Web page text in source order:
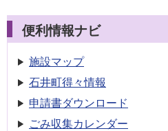
便利情報ナビ
施設マップ
石井町得々情報
申請書ダウンロード
ごみ収集カレンダー